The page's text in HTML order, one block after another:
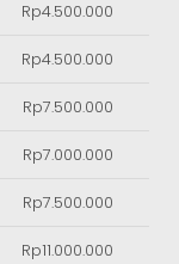
Rp4.500.000
Rp4.500.000
Rp7.500.000
Rp7.000.000
Rp7.500.000
Rp11.000.000